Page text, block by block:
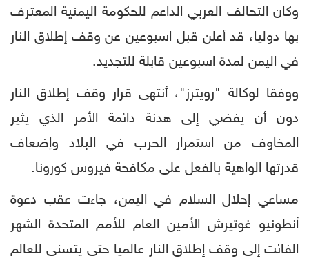
وكان التحالف العربي الداعم للحكومة اليمنية المعترف
بها دوليا، قد أعلن قبل اسبوعين عن وقف إطلاق النار
في اليمن لمدة اسبوعين قابلة للتجديد.
ووفقا لوكالة "رويترز"، أنتهى قرار وقف إطلاق النار
دون أن يفضي إلى هدنة دائمة الأمر الذي يثير
المخاوف من استمرار الحرب في البلاد وإضعاف
قدرتها الواهية بالفعل على مكافحة فيروس كورونا.
مساعي إحلال السلام في اليمن، جاءت عقب دعوة
أنطونيو غوتيرش الأمين العام للأمم المتحدة الشهر
الفائت إلى وقف إطلاق النار عالميا حتى يتسنى للعالم